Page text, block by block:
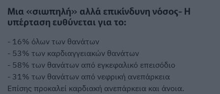
Μια «σιωπηλή» αλλά επικίνδυνη νόσος- Η
υπέρταση ευθύνεται για το:
- 16% όλων των θανάτων
- 53% των καρδιαγγειακών θανάτων
- 58% των θανάτων από εγκεφαλικό επεισόδιο
- 31% των θανάτων από νεφρική ανεπάρκεια
Επίσης προκαλεί καρδιακή ανεπάρκεια και άνοια.